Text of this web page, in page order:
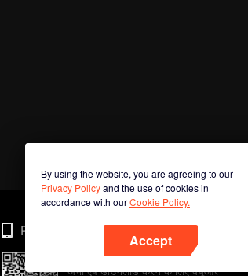
By using the website, you are agreeing to our
Privacy Policyand the use of cookies in
accordance with ourCookie Policy.
Accept
Phone
अभी ऐप डाउनलोड करने के लिए क्यूआर